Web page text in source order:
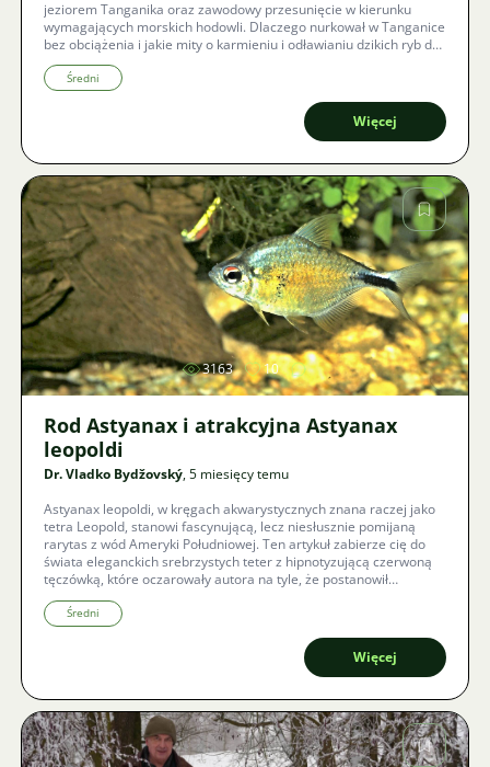
jeziorem Tanganika oraz zawodowy przesunięcie w kierunku
wymagających morskich hodowli. Dlaczego nurkował w Tanganice
bez obciążenia i jakie mity o karmieniu i odławianiu dzikich ryb do
dziś krążą wśród akwarystów? Zanurz się w historię mężczyzny,
dla którego akwarystyka jest życiowym wyzwaniem i spełnionym
marzeniem.
Średni
Więcej
Zdjęcie
3163 10
Rod Astyanax i atrakcyjna Astyanax
leopoldi
Dr. Vladko Bydžovský, 5 miesięcy temu
Astyanax leopoldi, w kręgach akwarystycznych znana raczej jako
tetra Leopold, stanowi fascynującą, lecz niesłusznie pomijaną
rarytas z wód Ameryki Południowej. Ten artykuł zabierze cię do
świata eleganckich srebrzystych teter z hipnotyzującą czerwoną
tęczówką, które oczarowały autora na tyle, że postanowił
udokumentować ich hodowlę oraz trudną drogę do udanego
rozmnażania.
Średni
Więcej